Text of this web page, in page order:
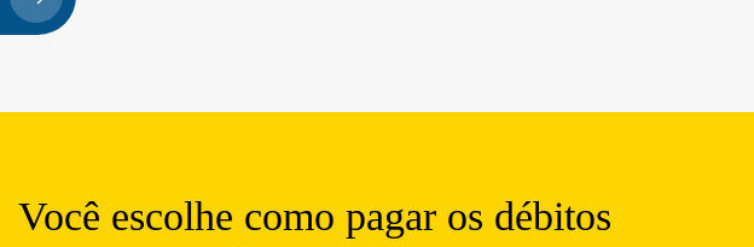
Você escolhe como pagar os débitos